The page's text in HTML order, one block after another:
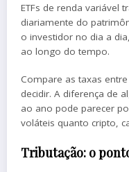
ETFs de renda variável
diariamente do
o investidor no dia a
ao longo do tempo.
Compare as taxas
decidir. A diferença de
ao ano pode parecer
voláteis quanto cripto,
Tributação: o